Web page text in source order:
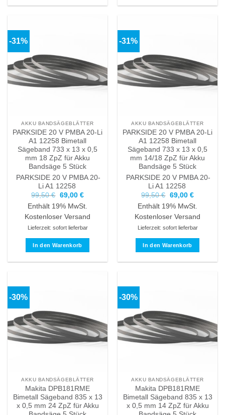
-31%
AKKU BANDSÄGEBLÄTTER
PARKSIDE 20 V PMBA 20-Li
A1 12258 Bimetall
Sägeband 733 x 13 x 0,5
mm 18 ZpZ für Akku
Bandsäge 5 Stück
PARKSIDE 20 V PMBA 20-
Li A1 12258
99,50€ Ursprünglicher
war:
99,50 €
69,00 €Aktueller
ist:
69,00 €.
Enthält 19% MwSt.
Kostenloser Versand
Lieferzeit: sofort lieferbar
In den Warenkorb
-31%
AKKU BANDSÄGEBLÄTTER
PARKSIDE 20 V PMBA 20-Li
A1 12258 Bimetall
Sägeband 733 x 13 x 0,5
mm 14/18 ZpZ für Akku
Bandsäge 5 Stück
PARKSIDE 20 V PMBA 20-
Li A1 12258
99,50€ Ursprünglicher
war:
99,50 €
69,00 €Aktueller
ist:
69,00 €.
Enthält 19% MwSt.
Kostenloser Versand
Lieferzeit: sofort lieferbar
In den Warenkorb
-30%
AKKU BANDSÄGEBLÄTTER
Makita DPB181RME
Bimetall Sägeband 835 x 13
x 0,5 mm 24 ZpZ für Akku
-30%
AKKU BANDSÄGEBLÄTTER
Makita DPB181RME
Bimetall Sägeband 835 x 13
x 0,5 mm 14 ZpZ für Akku